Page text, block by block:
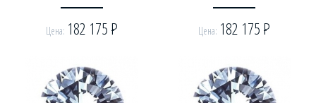
Цена: 182 175 Р Цена: 182 175 Р